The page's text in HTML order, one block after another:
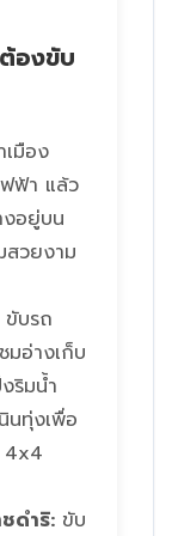
องขับ
เมือง
ฟ้า แล้ว
งอยู่บน
วยงาม
ขับรถ
มอ่างเก็บ
ริมน้ำ
นทุ่งเพื่อ
4x4
ดำริ: ขับ